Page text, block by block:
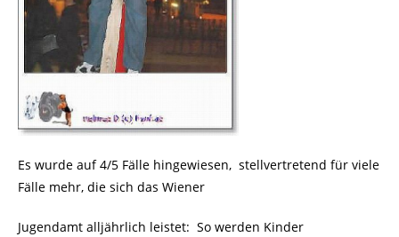
Es wurde auf 4/5 Fälle hingewiesen, stellvertretend für viele
Fälle mehr, die sich das Wiener
Jugendamt alljährlich leistet: So werden Kinder